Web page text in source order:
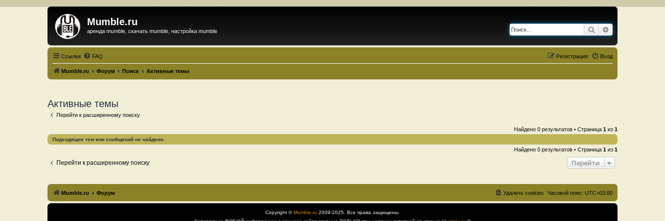
Mumble.ru
аренда mumble, скачать mumble, настройка mumble Поиск
Ссылки FAQ Вход
Регистрация
Mumble.ru Форум Поиск Активные темы
Активные темы
Перейти к расширенному поиску
Найдено 0 результатов • Страница 1 из 1
Подходящих тем или сообщений не найдено.
Найдено 0 результатов • Страница 1 из 1
Перейти к расширенному поиску Перейти
Mumble.ru Форум Часовой пояс: UTC+03:00
Удалить cookies
Copyright ©Mumble.ru 2009-2025. Все права защищены.